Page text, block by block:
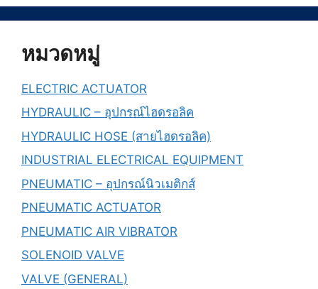
หมวดหมู่
ELECTRIC ACTUATOR
HYDRAULIC – อุปกรณ์ไฮดรอลิค
HYDRAULIC HOSE (สายไฮดรอลิค)
INDUSTRIAL ELECTRICAL EQUIPMENT
PNEUMATIC – อุปกรณ์นิวเมติกส์
PNEUMATIC ACTUATOR
PNEUMATIC AIR VIBRATOR
SOLENOID VALVE
VALVE (GENERAL)